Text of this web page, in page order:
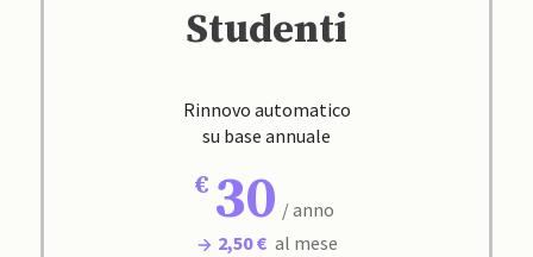
Studenti
Rinnovo automatico
su base annuale
30 / anno
2,50 € al mese